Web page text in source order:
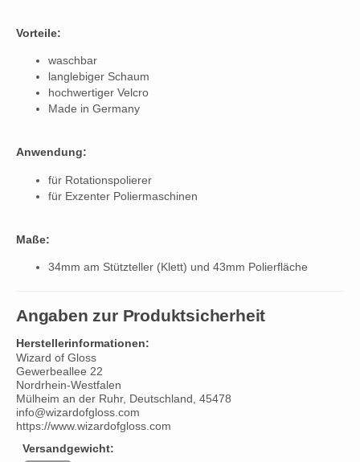
Vorteile:
waschbar
langlebiger Schaum
hochwertiger Velcro
Made in Germany
Anwendung:
für Rotationspolierer
für Exzenter Poliermaschinen
Maße:
34mm am Stützteller (Klett) und 43mm Polierfläche
Angaben zur Produktsicherheit
Herstellerinformationen:
Wizard of Gloss
Gewerbeallee 22
Nordrhein-Westfalen
Mülheim an der Ruhr, Deutschland, 45478
info@wizardofgloss.com
https://www.wizardofgloss.com
Versandgewicht: